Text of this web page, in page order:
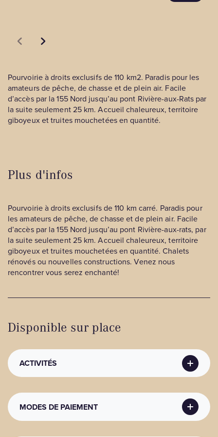
Pourvoirie à droits exclusifs de 110 km2. Paradis pour les
amateurs de pêche, de chasse et de plein air. Facile
d’accès par la 155 Nord jusqu’au pont Rivière-aux-Rats par
la suite seulement 25 km. Accueil chaleureux, territoire
giboyeux et truites mouchetées en quantité.
Plus d'infos
Pourvoirie à droits exclusifs de 110 km carré. Paradis pour
les amateurs de pêche, de chasse et de plein air. Facile
d’accès par la 155 Nord jusqu’au pont Rivière-aux-rats, par
la suite seulement 25 km. Accueil chaleureux, territoire
giboyeux et truites mouchetées en quantité. Chalets
rénovés ou nouvelles constructions. Venez nous
rencontrer vous serez enchanté!
Disponible sur place
ACTIVITÉS
ACTIVITÉS RÉCRÉATIVES / CULTURELLES
Activités récréatives / culturelles
: Observation de la
faune, Salle de jeux intérieurs
MODES DE PAIEMENT